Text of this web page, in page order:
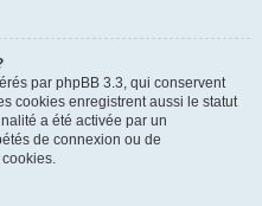
par phpBB 3.3, qui conservent
cookies enregistrent aussi le statut
a été activée par un
de connexion ou de